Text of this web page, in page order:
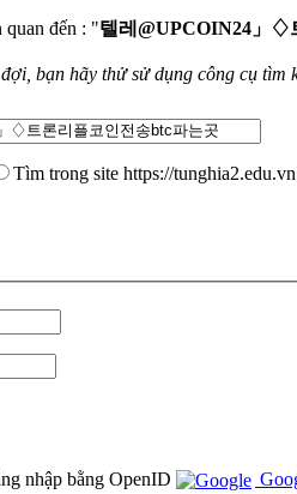
đến : "텔레@UPCOIN24」♢
bạn hãy thử sử dụng công cụ
Tìm trong site https://
nhập bằng OpenID